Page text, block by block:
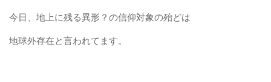
今日、地上に残る異形？の信仰対象の殆どは
地球外存在と言われてます。